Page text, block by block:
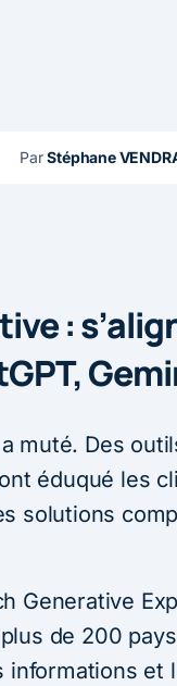
Par Stéphane
:
muté. Des
éduqué les
solutions
Generative
de 200
informations et